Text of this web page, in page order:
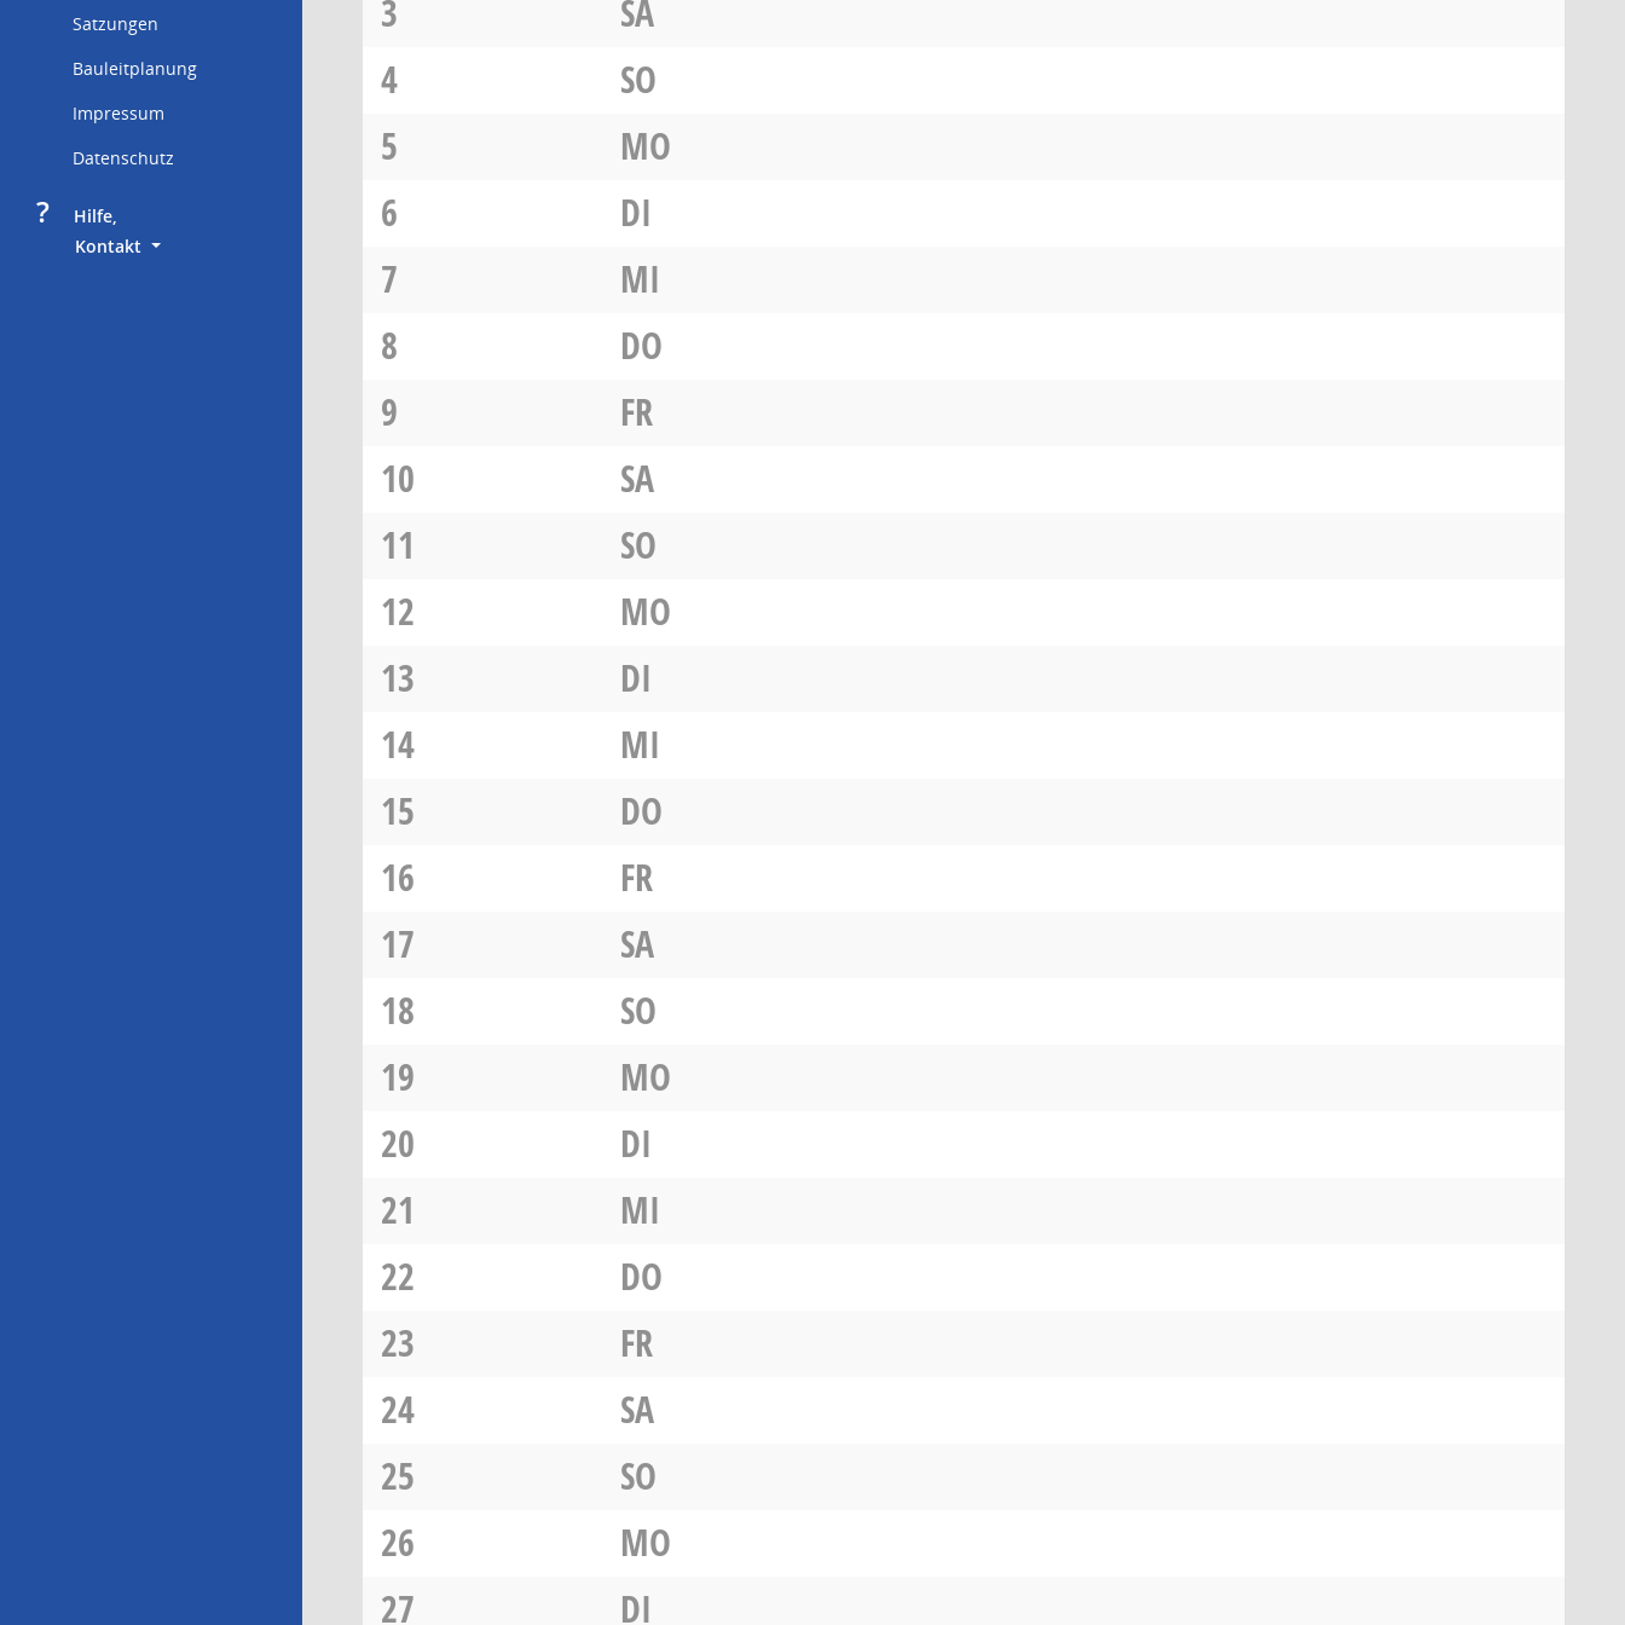
Satzungen
Bauleitplanung
Impressum
Datenschutz
?
     Hilfe,
Kontakt
3
SA
4
SO
5
MO
6
DI
7
MI
8
DO
9
FR
10
SA
11
SO
12
MO
13
DI
14
MI
15
DO
16
FR
17
SA
18
SO
19
MO
20
DI
21
MI
22
DO
23
FR
24
SA
25
SO
26
MO
27
DI